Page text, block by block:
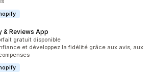
& Reviews App
5
gratuit disponible
et développez la fidélité grâce aux avis, aux